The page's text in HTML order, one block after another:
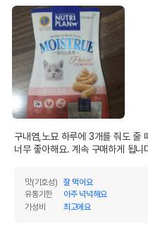
AS책임자와 전화번호
또는 소비자상담 관련
전화번호
유통기한
구내염,노묘 하루에 3개를 줘도 줄
너무 좋아해요. 계속 구매하게 됩니
맛(기호성)
잘 먹어요
유통기한
아주 넉넉해요
가성비
최고에요